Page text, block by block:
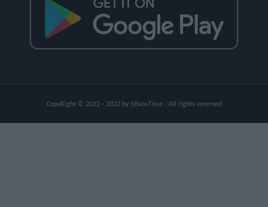
CopyRight © 2022 - 2022 by StivosTime - All rights reserved